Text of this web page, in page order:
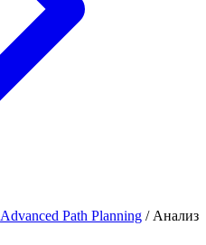
Advanced Path Planning / Анализ